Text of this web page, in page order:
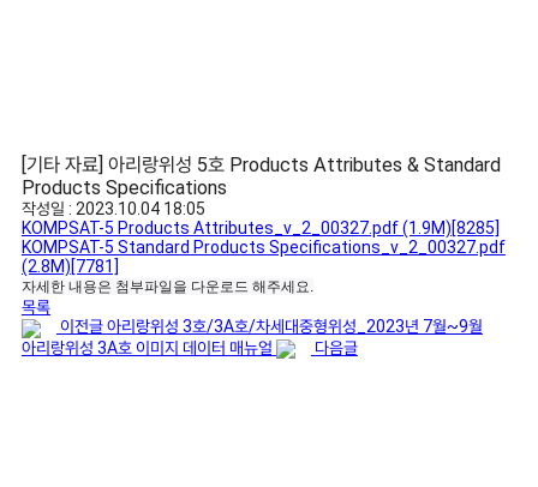
[기타 자료] 아리랑위성 5호 Products Attributes & Standard
Products Specifications
작성일 : 2023.10.04 18:05
KOMPSAT-5 Products Attributes_v_2_00327.pdf(1.9M)[8285]
KOMPSAT-5 Standard Products Specifications_v_2_00327.pdf
(2.8M)[7781]
자세한 내용은 첨부파일을 다운로드 해주세요.
목록
이전글아리랑위성 3호/3A호/차세대중형위성_2023년 7월~9월
아리랑위성 3A호 이미지 데이터 매뉴얼
다음글